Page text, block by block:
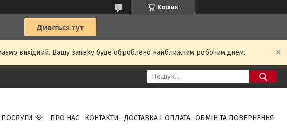
Кошик
вихідний. Вашу заявку буде оброблено найближчим робочим днем.
ПРО НАС КОНТАКТИ ДОСТАВКА І ОПЛАТА ОБМІН ТА ПОВЕРНЕННЯ